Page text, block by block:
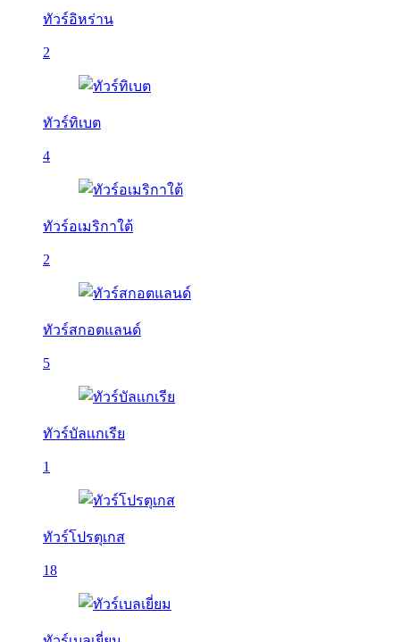
ทัวร์อิหร่าน
2
ทัวร์ทิเบต
4
ทัวร์อเมริกาใต้
2
ทัวร์สกอตแลนด์
5
ทัวร์บัลเเกเรีย
1
ทัวร์โปรตุเกส
18